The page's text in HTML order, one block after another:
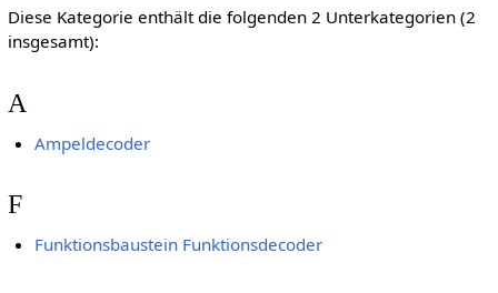
Diese Kategorie enthält die folgenden 2 Unterkategorien (2
insgesamt):
A
Ampeldecoder
F
Funktionsbaustein Funktionsdecoder